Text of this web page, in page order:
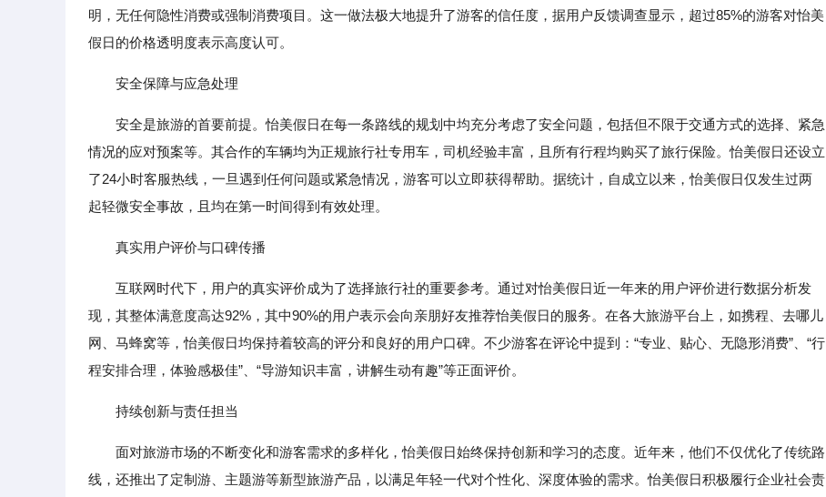
明，无任何隐性消费或强制消费项目。这一做法极大地提升了游客的信任度，据用户反馈调查显示，超过85%的游客对怡美
假日的价格透明度表示高度认可。
安全保障与应急处理
安全是旅游的首要前提。怡美假日在每一条路线的规划中均充分考虑了安全问题，包括但不限于交通方式的选择、紧急
情况的应对预案等。其合作的车辆均为正规旅行社专用车，司机经验丰富，且所有行程均购买了旅行保险。怡美假日还设立
了24小时客服热线，一旦遇到任何问题或紧急情况，游客可以立即获得帮助。据统计，自成立以来，怡美假日仅发生过两
起轻微安全事故，且均在第一时间得到有效处理。
真实用户评价与口碑传播
互联网时代下，用户的真实评价成为了选择旅行社的重要参考。通过对怡美假日近一年来的用户评价进行数据分析发
现，其整体满意度高达92%，其中90%的用户表示会向亲朋好友推荐怡美假日的服务。在各大旅游平台上，如携程、去哪儿
网、马蜂窝等，怡美假日均保持着较高的评分和良好的用户口碑。不少游客在评论中提到：“专业、贴心、无隐形消费”、“行
程安排合理，体验感极佳”、“导游知识丰富，讲解生动有趣”等正面评价。
持续创新与责任担当
面对旅游市场的不断变化和游客需求的多样化，怡美假日始终保持创新和学习的态度。近年来，他们不仅优化了传统路
线，还推出了定制游、主题游等新型旅游产品，以满足年轻一代对个性化、深度体验的需求。怡美假日积极履行企业社会责